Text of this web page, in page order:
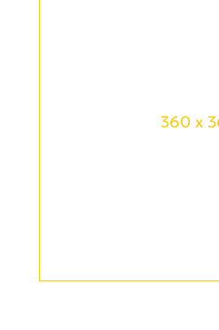
360 x